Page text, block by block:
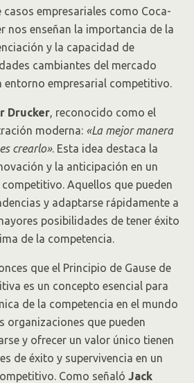
casos empresariales como Coca-
nos enseñan la importancia de la
y la capacidad de
cambiantes del mercado
entorno empresarial competitivo.
Drucker , reconocido como el
moderna: «La mejor manera
crearlo». Esta idea destaca la
y la anticipación en un
Aquellos que pueden
y adaptarse rápidamente a
posibilidades de tener éxito
de la competencia.
que el Principio de Gause de
es un concepto esencial para
de la competencia en el mundo
organizaciones que pueden
y ofrecer un valor único tienen
de éxito y supervivencia en un
Como señaló Jack